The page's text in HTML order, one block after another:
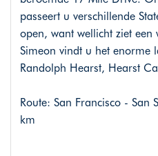
passeert u verschillende
open, want wellicht ziet een
Simeon vindt u het enorme
Randolph Hearst, Hearst
Route: San Francisco -
km